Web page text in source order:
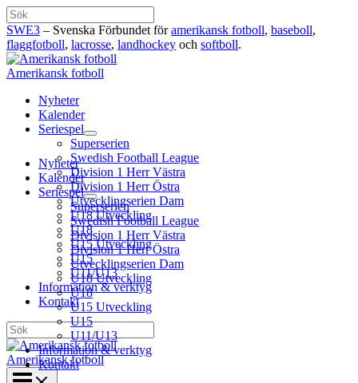
Hoppa
till
innehåll
Sök
SWE3 – Svenska Förbundet föramerikansk fotboll, baseboll,
flaggfotboll, lacrosse, landhockey och softboll.
Amerikansk fotboll
Nyheter
Kalender
Seriespel
Superserien
Swedish Football League
Division 1 Herr Västra
Division 1 Herr Östra
Utvecklingserien Dam
U18 Utveckling
U18
U15 Utveckling
U15
U11/U13
Information & verktyg
Kontakt
Sök
Amerikansk fotboll
Nyheter
Kalender
Seriespel
Superserien
Swedish Football League
Division 1 Herr Västra
Division 1 Herr Östra
Utvecklingserien Dam
U18 Utveckling
U18
U15 Utveckling
U15
U11/U13
Information & verktyg
Kontakt